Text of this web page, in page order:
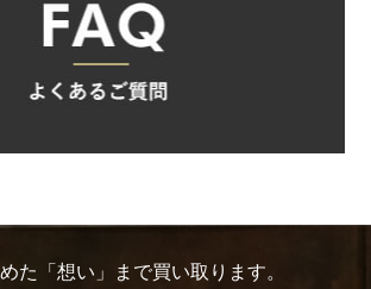
た「想い」まで買い取ります。